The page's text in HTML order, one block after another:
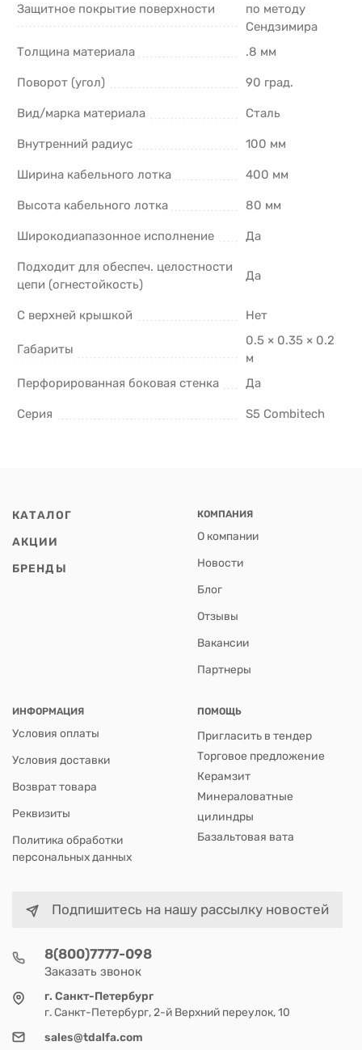
Защитное покрытие поверхности
по методу
Сендзимира
Толщина материала
.8 мм
Поворот (угол) 90 град.
Вид/марка материала Сталь
Внутренний радиус 100 мм
Ширина кабельного лотка 400 мм
Высота кабельного лотка 80 мм
Широкодиапазонное исполнение Да
Подходит для обеспеч. целостности
цепи (огнестойкость)
Да
С верхней крышкой Нет
Габариты
0.5 × 0.35 × 0.2
м
Перфорированная боковая стенка
Да
Серия S5 Combitech
КАТАЛОГ
АКЦИИ
БРЕНДЫ
КОМПАНИЯ
О компании
Новости
Блог
Отзывы
Вакансии
Партнеры
ИНФОРМАЦИЯ
Условия оплаты
Условия доставки
Возврат товара
Реквизиты
Политика обработки
персональных данных
ПОМОЩЬ
Пригласить в тендер
Торговое предложение
Керамзит
Минераловатные
цилиндры
Базальтовая вата
Подпишитесь на нашу рассылку новостей
8(800)7777-098
Заказать звонок
г. Санкт-Петербург
г. Санкт-Петербург, 2-й Верхний переулок, 10
sales@tdalfa.com